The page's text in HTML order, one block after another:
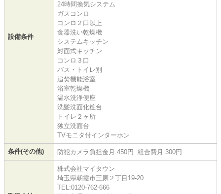
設備条件
24時間換気システム
ガスコンロ
コンロ２口以上
食器洗い乾燥機
システムキッチン
対面式キッチン
コンロ３口
バス・トイレ別
追焚機能浴室
浴室乾燥機
温水洗浄便座
洗髪洗面化粧台
トイレ２ヶ所
独立洗面台
TVモニタ付インターホン
条件(その他) 防犯カメラ負担金月:450円 組合費月:300円
株式会社マイタウン
埼玉県朝霞市三原２丁目19-20
TEL:0120-762-666